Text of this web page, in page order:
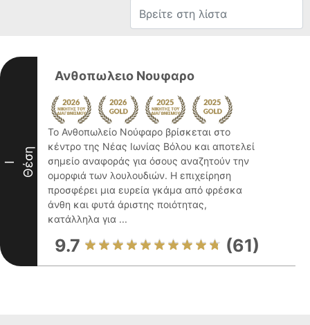
I Θέση
Ανθοπωλειο Νουφαρο
Το Ανθοπωλείο Νούφαρο βρίσκεται στο
κέντρο της Νέας Ιωνίας Βόλου και αποτελεί
σημείο αναφοράς για όσους αναζητούν την
ομορφιά των λουλουδιών. Η επιχείρηση
προσφέρει μια ευρεία γκάμα από φρέσκα
άνθη και φυτά άριστης ποιότητας,
κατάλληλα για ...
9.7 (61)